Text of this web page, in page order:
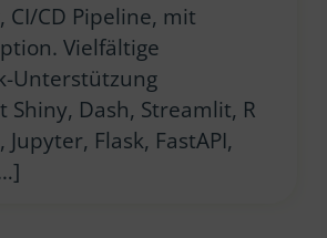
CI/CD Pipeline, mit
Vielfältige
Unterstützung
Shiny, Dash, Streamlit, R
Flask, FastAPI,